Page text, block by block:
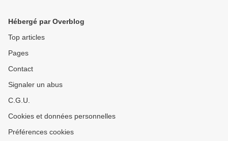
Hébergé par Overblog
Top articles
Pages
Contact
Signaler un abus
C.G.U.
Cookies et données personnelles
Préférences cookies